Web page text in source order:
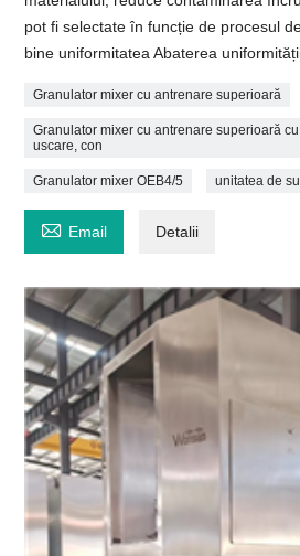
pot fi selectate în funcție de procesul
bine uniformitatea Abaterea
Granulator mixer cu antrenare superioară
Granulator mixer cu antrenare superioară
uscare, con
Granulator mixer OEB4/5 unitatea de
 Email Detalii